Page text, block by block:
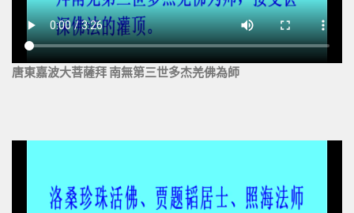
唐東嘉波大菩薩拜 南無第三世多杰羌佛為師